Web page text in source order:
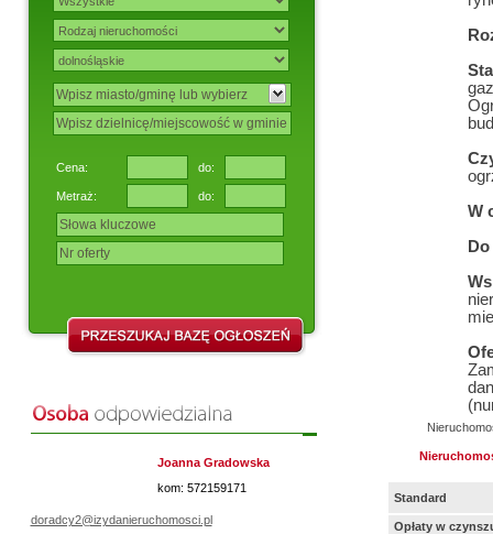
Cena: do:
Metraż: do:
Joanna Gradowska
kom: 572159171
doradcy2@izydanieruchomosci.pl
W
Standard
Opłaty w